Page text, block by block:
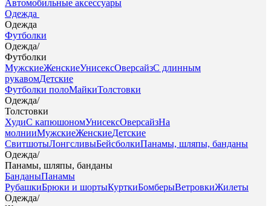
Автомобильные аксессуары
Одежда
Одежда
Футболки
Одежда/
Футболки
МужскиеЖенскиеУнисексОверсайзС длинным
рукавомДетские
Футболки полоМайкиТолстовки
Одежда/
Толстовки
ХудиС капюшономУнисексОверсайзНа
молнииМужскиеЖенскиеДетские
СвитшотыЛонгсливыБейсболкиПанамы, шляпы, банданы
Одежда/
Панамы, шляпы, банданы
БанданыПанамы
РубашкиБрюки и шортыКурткиБомберыВетровкиЖилеты
Одежда/